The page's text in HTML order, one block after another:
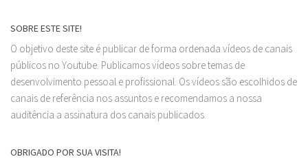
SOBRE ESTE SITE!
O objetivo deste site é publicar de forma ordenada vídeos de canais
públicos no Youtube. Publicamos vídeos sobre temas de
desenvolvimento pessoal e profissional. Os vídeos são escolhidos de
canais de referência nos assuntos e recomendamos a nossa
auditência a assinatura dos canais publicados.
OBRIGADO POR SUA VISITA!